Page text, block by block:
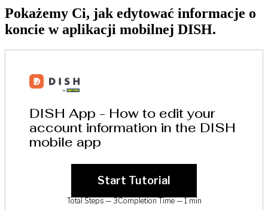
Pokażemy Ci, jak edytować informacje o
koncie w aplikacji mobilnej DISH.